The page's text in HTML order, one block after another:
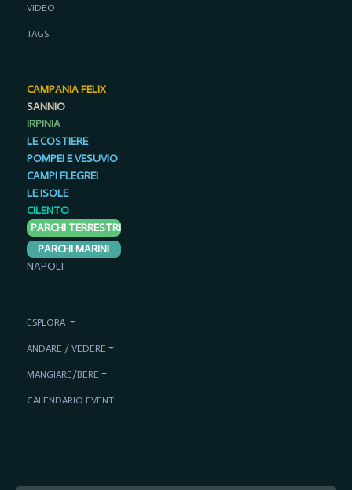
VIDEO
TAGS
CAMPANIA FELIX
SANNIO
IRPINIA
LE COSTIERE
POMPEI E VESUVIO
CAMPI FLEGREI
LE ISOLE
CILENTO
PARCHI TERRESTRI
PARCHI MARINI
NAPOLI
ESPLORA
ANDARE / VEDERE
MANGIARE/BERE
CALENDARIO EVENTI